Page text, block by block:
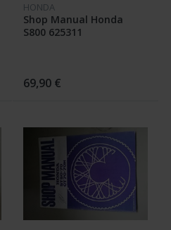
HONDA
Shop Manual Honda
S800 625311
69,90 €